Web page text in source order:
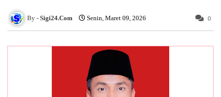
Sigi24.Com Senin, Maret 09, 2026 0